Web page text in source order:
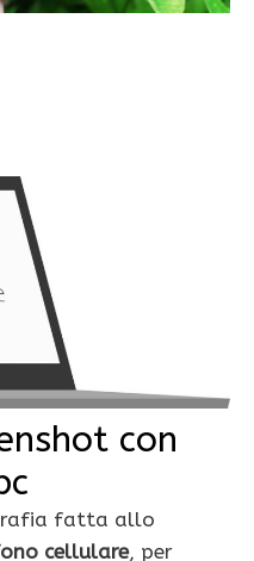
con
fatta allo
cellulare, per